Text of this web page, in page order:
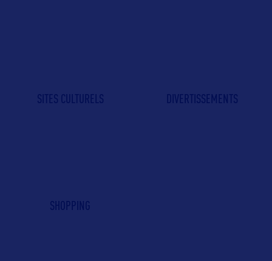
SITES CULTURELS DIVERTISSEMENTS
SHOPPING